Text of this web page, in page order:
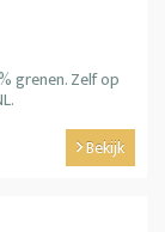
grenen. Zelf op
Bekijk